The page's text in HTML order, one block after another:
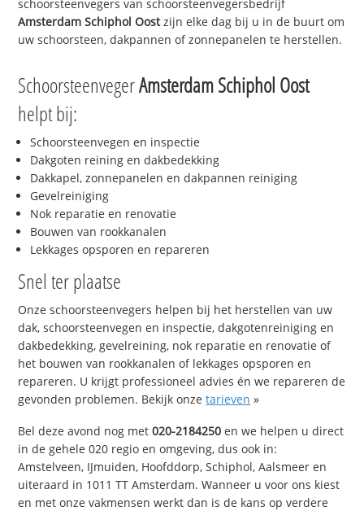
schoorsteenvegers van schoorsteenvegersbedrijf
Amsterdam Schiphol Oostzijn elke dag bij u in de buurt om
uw schoorsteen, dakpannen of zonnepanelen te herstellen.
SchoorsteenvegerAmsterdam Schiphol Oost
helpt bij:
Schoorsteenvegen en inspectie
Dakgoten reining en dakbedekking
Dakkapel, zonnepanelen en dakpannen reiniging
Gevelreiniging
Nok reparatie en renovatie
Bouwen van rookkanalen
Lekkages opsporen en repareren
Snel ter plaatse
Onze schoorsteenvegers helpen bij het herstellen van uw
dak, schoorsteenvegen en inspectie, dakgotenreiniging en
dakbedekking, gevelreining, nok reparatie en renovatie of
het bouwen van rookkanalen of lekkages opsporen en
repareren. U krijgt professioneel advies én we repareren de
gevonden problemen. Bekijk onzetarieven »
Bel deze avond nog met020-2184250 en we helpen u direct
in de gehele 020 regio en omgeving, dus ook in:
Amstelveen, IJmuiden, Hoofddorp, Schiphol, Aalsmeer en
uiteraard in 1011 TT Amsterdam. Wanneer u voor ons kiest
en met onze vakmensen werkt dan is de kans op verdere